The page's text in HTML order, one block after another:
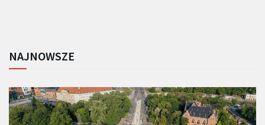
NAJNOWSZE